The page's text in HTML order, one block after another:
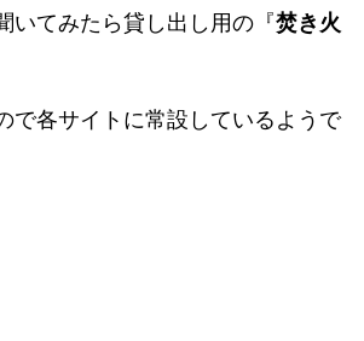
いてみたら貸し出し用の『焚き火
で各サイトに常設しているようで